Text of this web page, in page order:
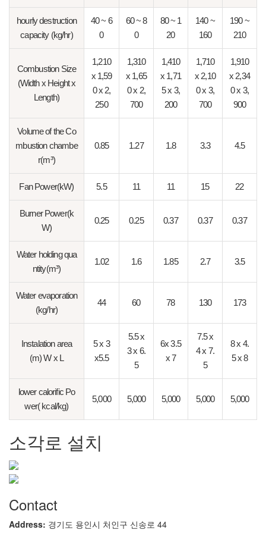
hourly destruction
capacity (kg/hr)
40 ~ 6
0
60 ~ 8
0
80 ~ 1
20
140 ~
160
190 ~
210
Combustion Size
(Width x Height x
Length)
1,210
x 1,59
0 x 2,
250
1,310
x 1,65
0 x 2,
700
1,410
x 1,71
5 x 3,
200
1,710
x 2,10
0 x 3,
700
1,910
x 2,34
0 x 3,
900
Volume of the Co
mbustion chambe
r(m³)
0.85 1.27 1.8 3.3 4.5
Fan Power(kW) 5.5 11 11 15 22
Burner Power(k
W)
0.25 0.25 0.37 0.37 0.37
Water holding qua
ntity(m³)
1.02 1.6 1.85 2.7 3.5
Water evaporation
(kg/hr)
44 60 78 130 173
Instalation area
(m) W x L
5 x 3
x5.5
5.5 x
3 x 6.
5
6x 3.5
x 7
7.5 x
4 x 7.
5
8 x 4.
5 x 8
lower calorific Po
wer( kcal/kg)
5,000 5,000 5,000 5,000 5,000
소각로 설치
Contact
Address: 경기도 용인시 처인구 신송로 44